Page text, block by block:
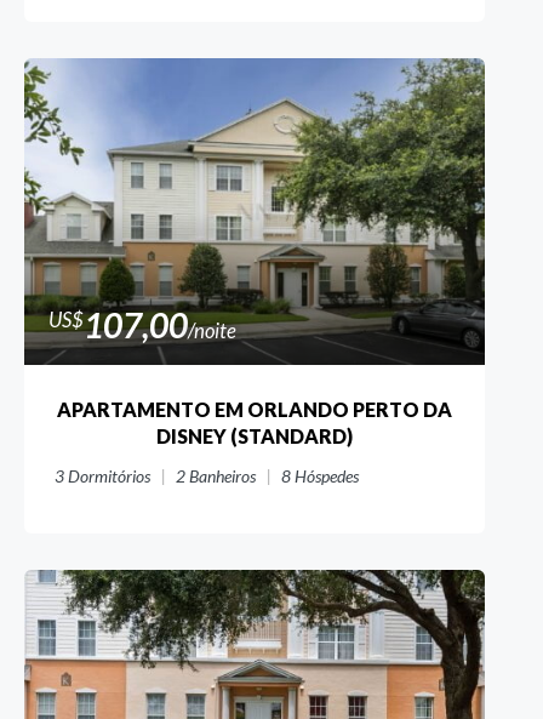
US$107,00/noite
APARTAMENTO EM ORLANDO PERTO DA
DISNEY (STANDARD)
3Dormitórios 2Banheiros 8Hóspedes